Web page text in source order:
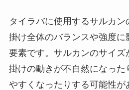
タイラバに使用するサルカ
掛け全体のバランスや強度に
要素です。サルカンのサイズ
掛けの動きが不自然になった
やすくなったりする可能性が